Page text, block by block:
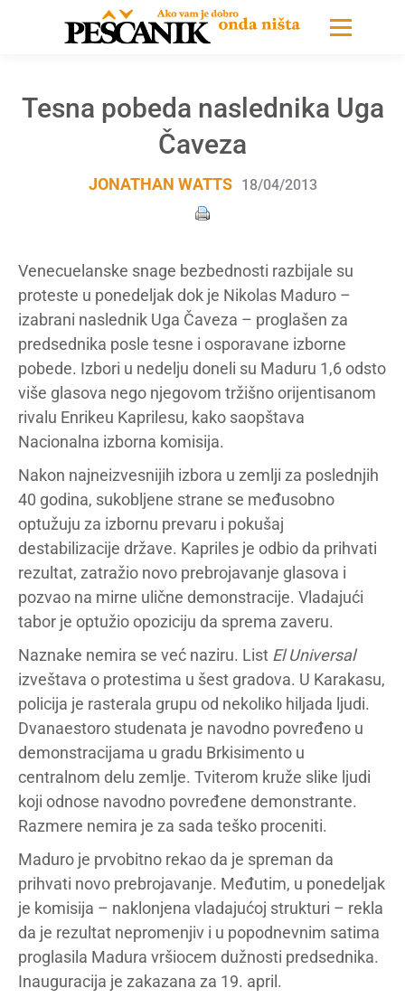
Tesna pobeda naslednika Uga
Čaveza
JONATHAN WATTS 18/04/2013
Venecuelanske snage bezbednosti razbijale su
proteste u ponedeljak dok je Nikolas Maduro –
izabrani naslednik Uga Čaveza – proglašen za
predsednika posle tesne i osporavane izborne
pobede. Izbori u nedelju doneli su Maduru 1,6 odsto
više glasova nego njegovom tržišno orijentisanom
rivalu Enrikeu Kaprilesu, kako saopštava
Nacionalna izborna komisija.
Nakon najneizvesnijih izbora u zemlji za poslednjih
40 godina, sukobljene strane se međusobno
optužuju za izbornu prevaru i pokušaj
destabilizacije države. Kapriles je odbio da prihvati
rezultat, zatražio novo prebrojavanje glasova i
pozvao na mirne ulične demonstracije. Vladajući
tabor je optužio opoziciju da sprema zaveru.
Naznake nemira se već naziru. List El Universal
izveštava o protestima u šest gradova. U Karakasu,
policija je rasterala grupu od nekoliko hiljada ljudi.
Dvanaestoro studenata je navodno povređeno u
demonstracijama u gradu Brkisimento u
centralnom delu zemlje. Tviterom kruže slike ljudi
koji odnose navodno povređene demonstrante.
Razmere nemira je za sada teško proceniti.
Maduro je prvobitno rekao da je spreman da
prihvati novo prebrojavanje. Međutim, u ponedeljak
je komisija – naklonjena vladajućoj strukturi – rekla
da je rezultat nepromenjiv i u popodnevnim satima
proglasila Madura vršiocem dužnosti predsednika.
Inauguracija je zakazana za 19. april.